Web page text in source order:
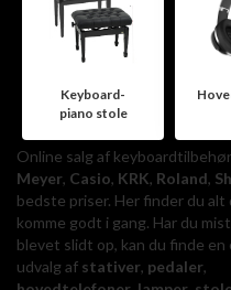
Keyboard-
piano stole
Online salg af
Meyer, Casio, KRK, Roland,
bedste priser. Her finder du
komme godt i gang. Har du
blevet slidt op, kan du finde
udvalg af stativer, pedaler,